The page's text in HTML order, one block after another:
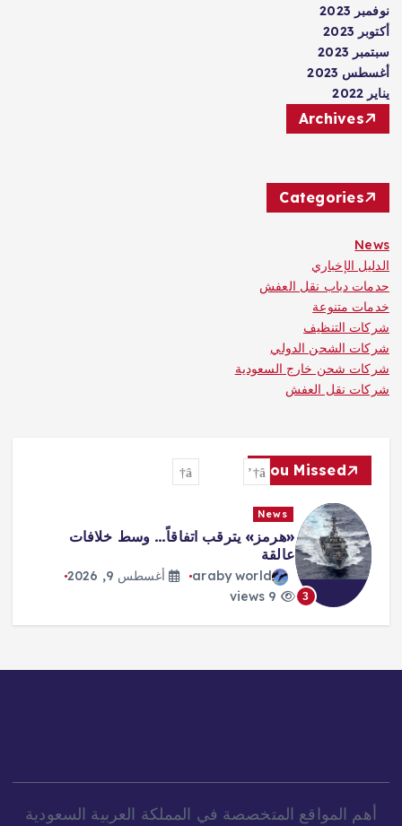
نوفمبر 2023
أكتوبر 2023
سبتمبر 2023
أغسطس 2023
يناير 2022
Archives
Categories
News
الدليل الإخباري
حدمات دباب نقل العفش
خدمات متنوعة
شركات التنظيف
شركات الشحن الدولي
شركات شحن خارج السعودية
شركات نقل العفش
You Missed
3
News
«هرمز» يترقب اتفاقاً… وسط خلافات
عالقة
araby world
أغسطس 9, 2026
أهم المواقع المتخصصة في المملكة العربية السعودية